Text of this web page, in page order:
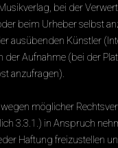
bei der
beim Urheber selbst
ausübenden Künstler
der Aufnahme (bei der
anzufragen).
möglicher
3.3.1.) in Anspruch
Haftung freizustellen